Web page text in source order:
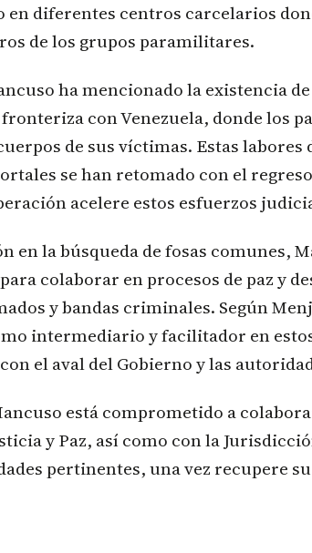
en diferentes centros carcelarios
de los grupos paramilitares.
ha mencionado la existencia de
con Venezuela, donde los
de sus víctimas. Estas labores
se han retomado con el
acelere estos esfuerzos
en la búsqueda de fosas comunes,
colaborar en procesos de paz y
y bandas criminales. Según
intermediario y facilitador en
el aval del Gobierno y las
está comprometido a
y Paz, así como con la
pertinentes, una vez recupere